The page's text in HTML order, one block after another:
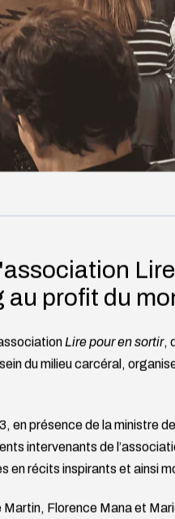
profit du
Lire pour en sortir,
du milieu carcéral,
en présence de la ministre
intervenants de
en récits inspirants et ainsi
Martin, Florence Mana et